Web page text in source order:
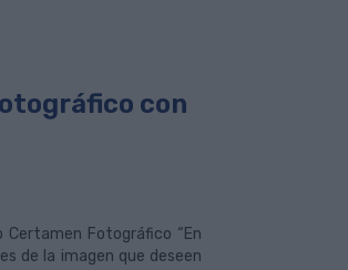
con
Certamen Fotográfico “En
de la imagen que deseen